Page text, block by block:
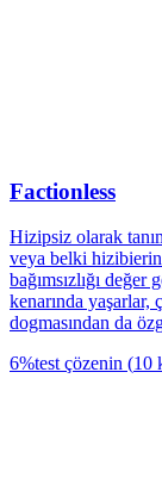
Factionless
Hizipsiz olarak
veya belki
bağımsızlığı
kenarında
dogmasından da
6%test çözenin (10